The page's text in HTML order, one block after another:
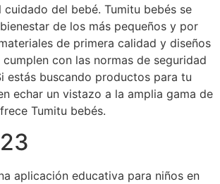
del bebé. Tumitu bebés se
de los más pequeños y por
de primera calidad y diseños
con las normas de seguridad
estás buscando productos para tu
echar un vistazo a la amplia gama de
Tumitu bebés.
aplicación educativa para niños en